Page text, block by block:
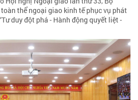
thể ngoại giao kinh tế phục vụ phát
duy đột phá - Hành động quyết liệt -